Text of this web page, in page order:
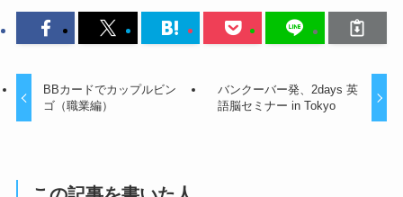
BBカードでカップルビン
ゴ（職業編）
バンクーバー発、2days 英
語脳セミナー in Tokyo